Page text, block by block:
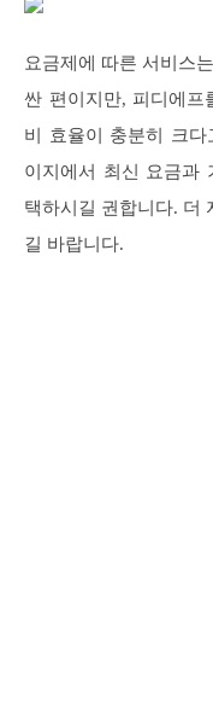
요금제에 따른 서비스
싼 편이지만, 피디에프
비 효율이 충분히 크다
이지에서 최신 요금과
택하시길 권합니다. 더
길 바랍니다.